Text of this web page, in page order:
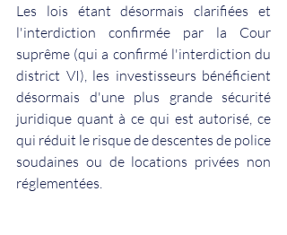
Les lois étant désormais clarifiées et
l'interdiction confirmée par la Cour
suprême (qui a confirmé l'interdiction du
district VI), les investisseurs bénéficient
désormais d'une plus grande sécurité
juridique quant à ce qui est autorisé, ce
qui réduit le risque de descentes de police
soudaines ou de locations privées non
réglementées.